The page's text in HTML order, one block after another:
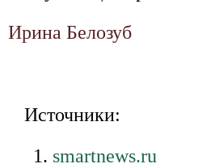
Ирина Белозуб
Источники:
smartnews.ru